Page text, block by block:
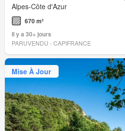
Alpes-Côte d'Azur
670 m²
Il y a 30+ jours
PARUVENDU - CAPIFRANCE
Mise À Jour